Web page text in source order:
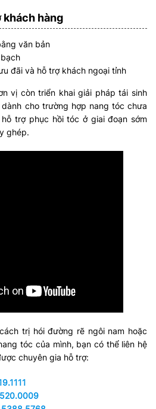
khách hàng
văn bản
đãi và hỗ trợ khách ngoại tỉnh
vị còn triển khai giải pháp tái sinh
cho trường hợp nang tóc chưa
trợ phục hồi tóc ở giai đoạn sớm
ghép.
trị hói đường rẽ ngôi nam hoặc
tóc của mình, bạn có thể liên hệ
chuyên gia hỗ trợ: